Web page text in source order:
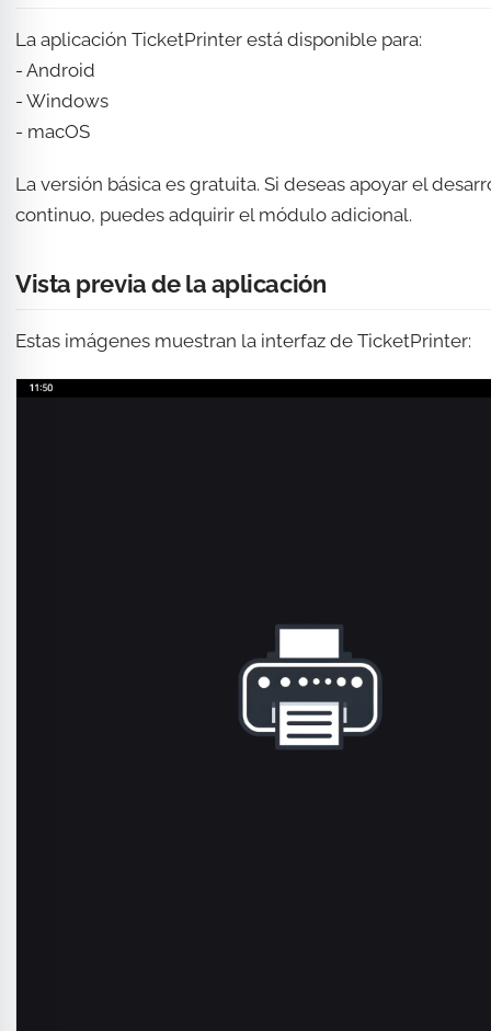
La aplicación TicketPrinter está disponible para:
- Android
- Windows
- macOS
La versión básica es gratuita. Si deseas apoyar el
continuo, puedes adquirir el módulo adicional.
Vista previa de la aplicación
Estas imágenes muestran la interfaz de TicketPrinter: